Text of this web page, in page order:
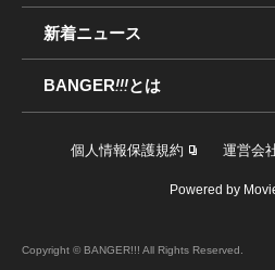
新着ニュース
BANGER!!!とは
個人情報保護規約 運営会
Powered by
Copyright © BANGER!!! All Rights Reserved.